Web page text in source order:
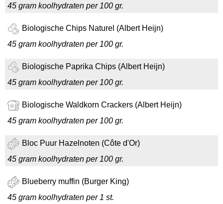
45 gram koolhydraten per 100 gr.
Biologische Chips Naturel (Albert Heijn)
45 gram koolhydraten per 100 gr.
Biologische Paprika Chips (Albert Heijn)
45 gram koolhydraten per 100 gr.
Biologische Waldkorn Crackers (Albert Heijn)
45 gram koolhydraten per 100 gr.
Bloc Puur Hazelnoten (Côte d'Or)
45 gram koolhydraten per 100 gr.
Blueberry muffin (Burger King)
45 gram koolhydraten per 1 st.